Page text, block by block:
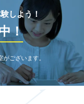
留所から
54号を西方向
しよう！
！
ございます。